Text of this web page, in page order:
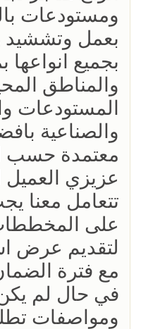
ومستودعات
بعمل وتششيد
بجميع
والمناطق
المستودعات
والصناعية
معتمدة حسب
عزيزي العميل
تتعامل معنا
على
لتقديم عرض
مع فترة
في حال لم
ومواصفات